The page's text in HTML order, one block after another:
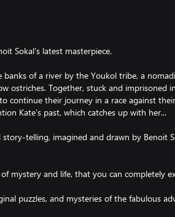
Sokal's latest masterpiece.
of a river by the Youkol tribe, a
ostriches. Together, stuck and imprisoned
continue their journey in a race against
Kate's past, which catches up with her...
telling, imagined and drawn by Benoit
mystery and life, that you can completely
puzzles, and mysteries of the fabulous